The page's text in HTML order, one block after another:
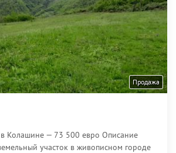
Продажа
Колашине — 73 500 евро Описание
участок в живописном городе